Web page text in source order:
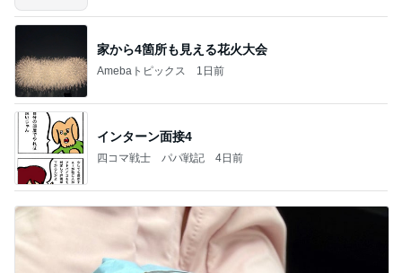
家から4箇所も見える花火大会
Amebaトピックス 1日前
インターン面接4
四コマ戦士 パパ戦記 4日前